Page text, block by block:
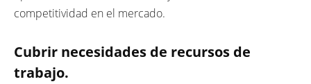
competitividad en el mercado.
Cubrir necesidades de recursos de
trabajo.